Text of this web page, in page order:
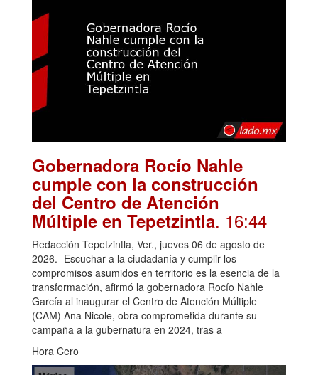
Gobernadora Rocío Nahle
cumple con la construcción
del Centro de Atención
Múltiple en Tepetzintla. 16:44
Redacción Tepetzintla, Ver., jueves 06 de agosto de
2026.- Escuchar a la ciudadanía y cumplir los
compromisos asumidos en territorio es la esencia de la
transformación, afirmó la gobernadora Rocío Nahle
García al inaugurar el Centro de Atención Múltiple
(CAM) Ana Nicole, obra comprometida durante su
campaña a la gubernatura en 2024, tras a
Hora Cero